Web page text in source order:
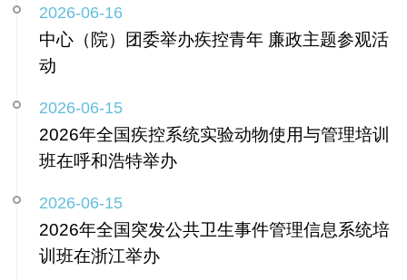
2026-06-16
中心（院）团委举办疾控青年 廉政主题参观活
动
2026-06-15
2026年全国疾控系统实验动物使用与管理培训
班在呼和浩特举办
2026-06-15
2026年全国突发公共卫生事件管理信息系统培
训班在浙江举办